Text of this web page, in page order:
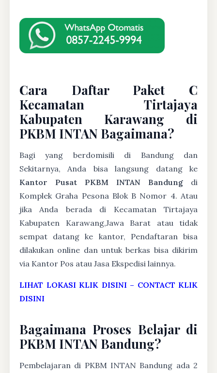
Cara Daftar Paket C
Kecamatan Tirtajaya
Kabupaten Karawang di
PKBM INTAN Bagaimana?
Bagi yang berdomisili di Bandung dan
Sekitarnya, Anda bisa langsung datang ke
Kantor Pusat PKBM INTAN Bandung di
Komplek Graha Pesona Blok B Nomor 4. Atau
jika Anda berada di Kecamatan Tirtajaya
Kabupaten Karawang,Jawa Barat atau tidak
sempat datang ke kantor, Pendaftaran bisa
dilakukan online dan untuk berkas bisa dikirim
via Kantor Pos atau Jasa Ekspedisi lainnya.
LIHAT LOKASI KLIK DISINI – CONTACT KLIK
DISINI
Bagaimana Proses Belajar di
PKBM INTAN Bandung?
Pembelajaran di PKBM INTAN Bandung ada 2